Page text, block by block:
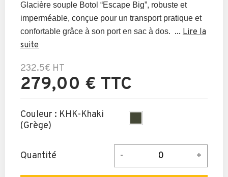
Glacière souple Botol “Escape Big”, robuste et
imperméable, conçue pour un transport pratique et
confortable grâce à son port en sac à dos. ... Lire la
suite
232.5€ HT
279,00 € TTC
Couleur : KHK-Khaki
(Grège)
Quantité